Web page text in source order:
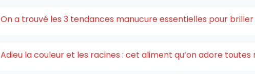
On a trouvé les 3 tendances manucure essentielles pour
Adieu la couleur et les racines : cet aliment qu’on adore